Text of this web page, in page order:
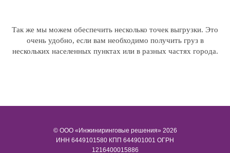
Так же мы можем обеспечить несколько точек выгрузки. Это
очень удобно, если вам необходимо получить груз в
нескольких населенных пунктах или в разных частях города.
© ООО «Инжиниринговые решения» 2026
ИНН​​​​​​​ 6449101580 КПП 644901001 ОГРН
1216400015886